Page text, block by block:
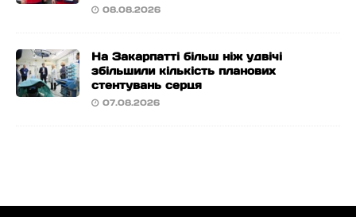
08.08.2026
На Закарпатті більш ніж удвічі
збільшили кількість планових
стентувань серця
07.08.2026